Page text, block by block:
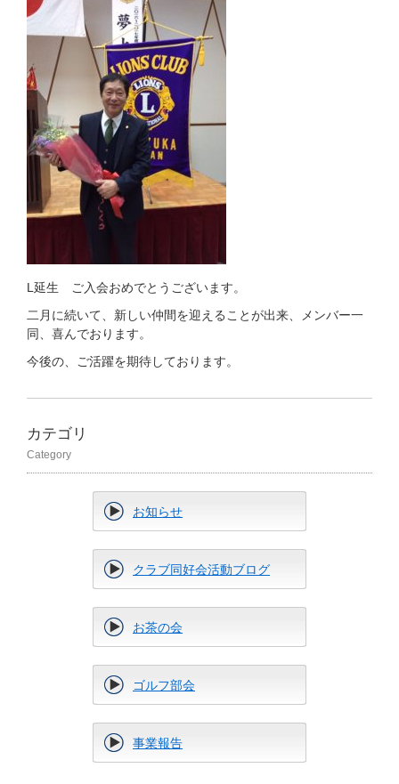
L延生 ご入会おめでとうございます。
二月に続いて、新しい仲間を迎えることが出来、メンバー一
同、喜んでおります。
今後の、ご活躍を期待しております。
カテゴリ
Category
お知らせ
クラブ同好会活動ブログ
お茶の会
ゴルフ部会
事業報告